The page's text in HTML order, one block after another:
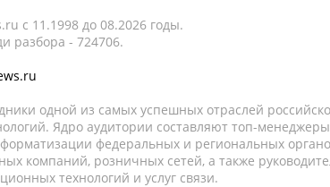
c 11.1998 до 08.2026 годы.
разбора - 724706.
одной из самых успешных отраслей
Ядро аудитории составляют топ-
федеральных и региональных
компаний, розничных сетей, а также
технологий и услуг связи.